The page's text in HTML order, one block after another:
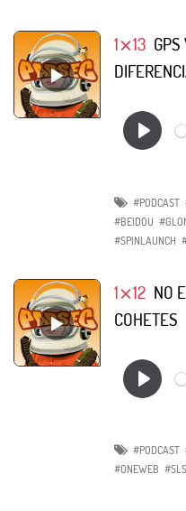
1⨯13
#PODCAST
#BEIDOU
#SPINLAUNCH
1⨯12 NO
COHETES
#PODCAST
#ONEWEB #SLS